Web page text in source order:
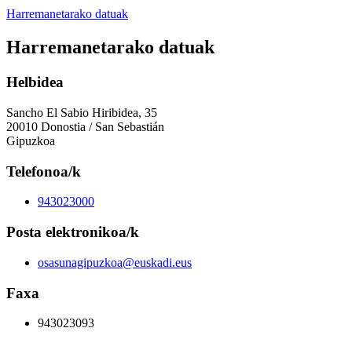
Harremanetarako datuak
Harremanetarako datuak
Helbidea
Sancho El Sabio Hiribidea, 35
20010 Donostia / San Sebastián
Gipuzkoa
Telefonoa/k
943023000
Posta elektronikoa/k
osasunagipuzkoa@euskadi.eus
Faxa
943023093